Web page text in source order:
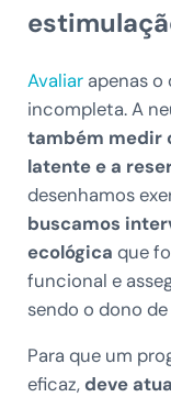
Avaliarapenas o
incompleta. A
também medir
latente e a
desenhamos
buscamos
ecológica que
funcional e
sendo o dono
Para que um
eficaz, deve